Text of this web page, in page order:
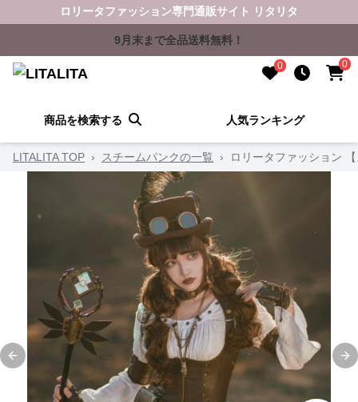
ロリータファッション専門通販サイト リタリタ
9月末まで全品送料無料！
0 0
商品を検索する 人気ランキング
LITALITA TOP › スチームパンクの一覧 › ロリータファッション
Previous slide